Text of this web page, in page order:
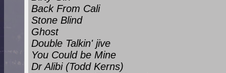
Back From Cali
Stone Blind
Ghost
Double Talkin' jive
You Could be Mine
Dr Alibi (Todd Kerns)